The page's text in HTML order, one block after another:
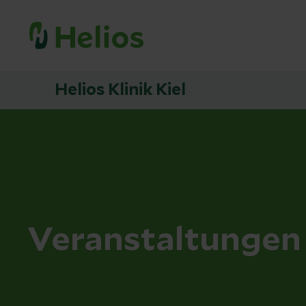
Helios Klinik Kiel
Veranstaltungen